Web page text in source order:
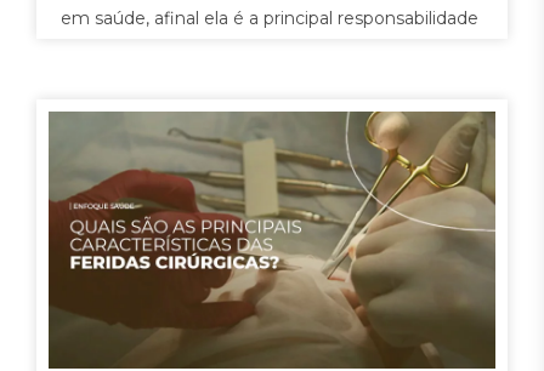
em saúde, afinal ela é a principal responsabilidade
saúde, segurança e alta qualidade são fatores
indispensáveis. Para garantir que empresas do
setor mantenham um sistema de…